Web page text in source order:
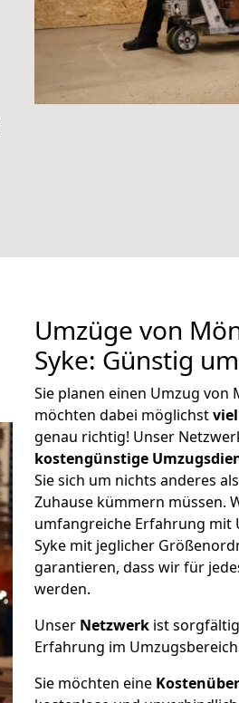
Umzüge von
Syke: Günstig
Sie planen einen Umzug von
möchten dabei möglichst
genau richtig! Unser
kostengünstige
Sie sich um nichts anderes
Zuhause kümmern müssen.
umfangreiche Erfahrung mit
Syke mit jeglicher
garantieren, dass wir für
werden.
Unser Netzwerk ist
Erfahrung im
Sie möchten eine